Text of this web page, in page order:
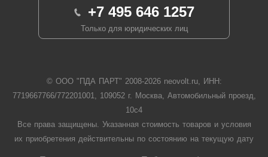
+7 495 646 1257
Только для юридических лиц
© ООО "ПДА ПАРТ" 2008-2026neovolt.ru, ИНН:
7719667766/772201001, 109052 г. Москва, Автомобильный проезд,
10с4
Все права защищены. Указанная стоимость товаров и условия
их приобретения действительны по состоянию на текущую дату